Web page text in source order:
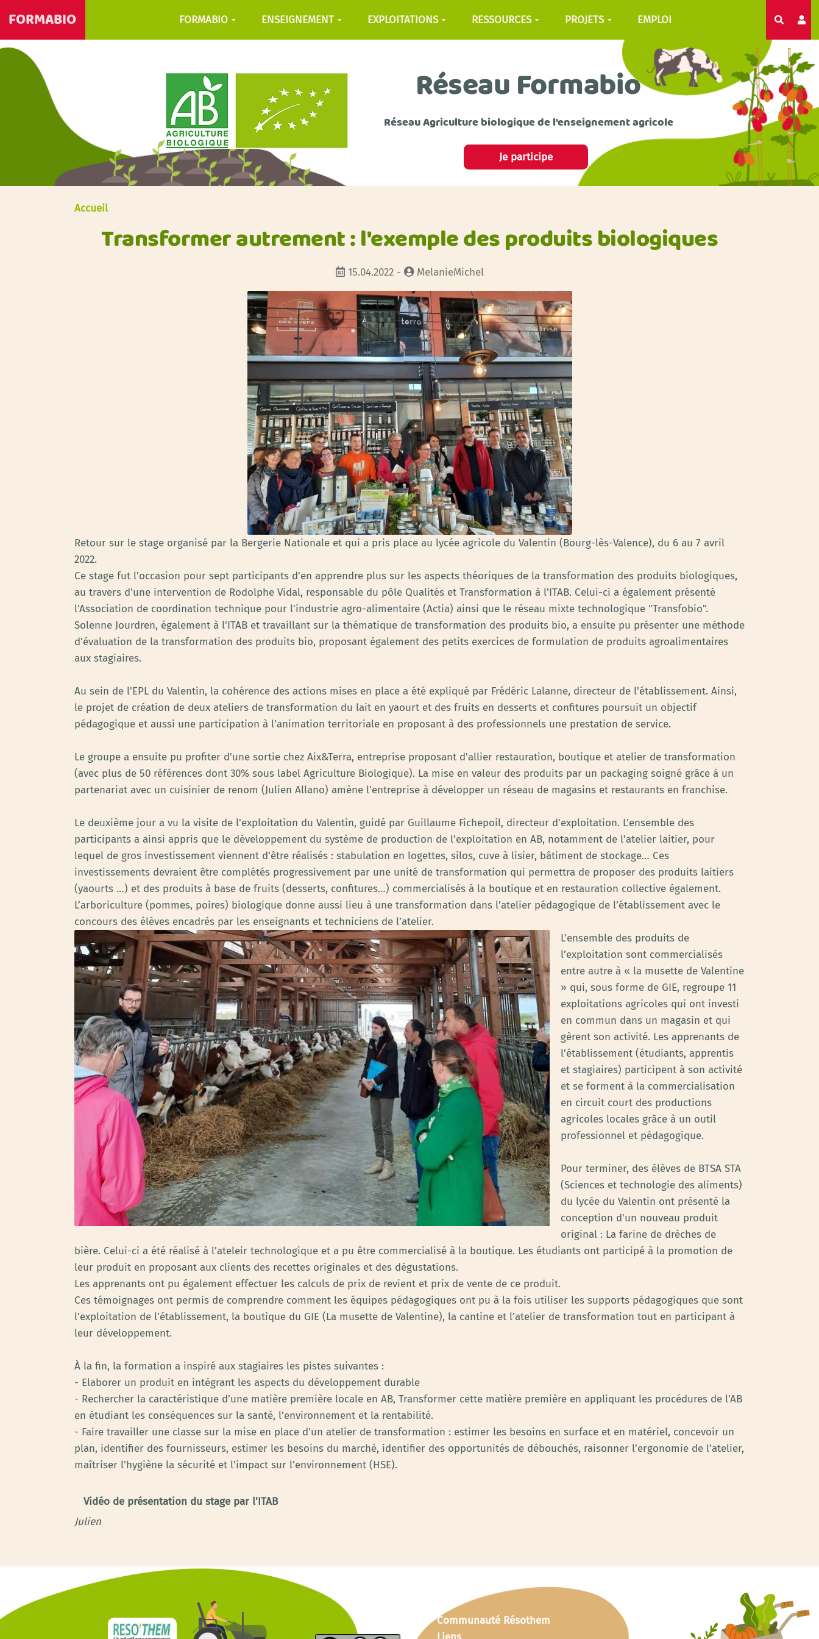
FORMABIO FORMABIO ENSEIGNEMENT EXPLOITATIONS RESSOURCES PROJETS EMPLOI
Réseau Formabio
Réseau Agriculture biologique de l'enseignement agricole
Je participe
Accueil
Transformer autrement : l'exemple des produits biologiques
15.04.2022 - MelanieMichel
Retour sur le stage organisé par la Bergerie Nationale et qui a pris place au lycée agricole du Valentin (Bourg-lès-Valence), du 6 au 7 avril
2022.
Ce stage fut l'occasion pour sept participants d'en apprendre plus sur les aspects théoriques de la transformation des produits biologiques,
au travers d'une intervention de Rodolphe Vidal, responsable du pôle Qualités et Transformation à l'ITAB. Celui-ci a également présenté
l'Association de coordination technique pour l'industrie agro-alimentaire (Actia) ainsi que le réseau mixte technologique "Transfobio".
Solenne Jourdren, également à l'ITAB et travaillant sur la thématique de transformation des produits bio, a ensuite pu présenter une méthode
d'évaluation de la transformation des produits bio, proposant également des petits exercices de formulation de produits agroalimentaires
aux stagiaires.
Au sein de l'EPL du Valentin, la cohérence des actions mises en place a été expliqué par Frédéric Lalanne, directeur de l'établissement. Ainsi,
le projet de création de deux ateliers de transformation du lait en yaourt et des fruits en desserts et confitures poursuit un objectif
pédagogique et aussi une participation à l’animation territoriale en proposant à des professionnels une prestation de service.
Le groupe a ensuite pu profiter d'une sortie chez Aix&Terra, entreprise proposant d'allier restauration, boutique et atelier de transformation
(avec plus de 50 références dont 30% sous label Agriculture Biologique). La mise en valeur des produits par un packaging soigné grâce à un
partenariat avec un cuisinier de renom (Julien Allano) amène l’entreprise à développer un réseau de magasins et restaurants en franchise.
Le deuxième jour a vu la visite de l'exploitation du Valentin, guidé par Guillaume Fichepoil, directeur d'exploitation. L'ensemble des
participants a ainsi appris que le développement du système de production de l’exploitation en AB, notamment de l’atelier laitier, pour
lequel de gros investissement viennent d’être réalisés : stabulation en logettes, silos, cuve à lisier, bâtiment de stockage… Ces
investissements devraient être complétés progressivement par une unité de transformation qui permettra de proposer des produits laitiers
(yaourts …) et des produits à base de fruits (desserts, confitures…) commercialisés à la boutique et en restauration collective également.
L’arboriculture (pommes, poires) biologique donne aussi lieu à une transformation dans l’atelier pédagogique de l’établissement avec le
concours des élèves encadrés par les enseignants et techniciens de l’atelier.
L’ensemble des produits de
l’exploitation sont commercialisés
entre autre à « la musette de Valentine
» qui, sous forme de GIE, regroupe 11
exploitations agricoles qui ont investi
en commun dans un magasin et qui
gèrent son activité. Les apprenants de
l’établissement (étudiants, apprentis
et stagiaires) participent à son activité
et se forment à la commercialisation
en circuit court des productions
agricoles locales grâce à un outil
professionnel et pédagogique.
Pour terminer, des élèves de BTSA STA
(Sciences et technologie des aliments)
du lycée du Valentin ont présenté la
conception d'un nouveau produit
original : La farine de drèches de
bière. Celui-ci a été réalisé à l’ateleir technologique et a pu être commercialisé à la boutique. Les étudiants ont participé à la promotion de
leur produit en proposant aux clients des recettes originales et des dégustations.
Les apprenants ont pu également effectuer les calculs de prix de revient et prix de vente de ce produit.
Ces témoignages ont permis de comprendre comment les équipes pédagogiques ont pu à la fois utiliser les supports pédagogiques que sont
l’exploitation de l’établissement, la boutique du GIE (La musette de Valentine), la cantine et l’atelier de transformation tout en participant à
leur développement.
À la fin, la formation a inspiré aux stagiaires les pistes suivantes :
- Elaborer un produit en intégrant les aspects du développement durable
- Rechercher la caractéristique d’une matière première locale en AB, Transformer cette matière première en appliquant les procédures de l’AB
en étudiant les conséquences sur la santé, l’environnement et la rentabilité.
- Faire travailler une classe sur la mise en place d’un atelier de transformation : estimer les besoins en surface et en matériel, concevoir un
plan, identifier des fournisseurs, estimer les besoins du marché, identifier des opportunités de débouchés, raisonner l’ergonomie de l’atelier,
maîtriser l’hygiène la sécurité et l’impact sur l’environnement (HSE).
Vidéo de présentation du stage par l'ITAB
Julien
Communauté Résothem